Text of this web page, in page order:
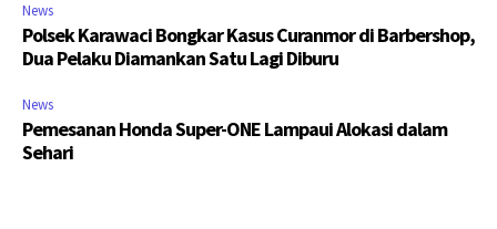
News
Polsek Karawaci Bongkar Kasus Curanmor di Barbershop,
Dua Pelaku Diamankan Satu Lagi Diburu
News
Pemesanan Honda Super-ONE Lampaui Alokasi dalam
Sehari